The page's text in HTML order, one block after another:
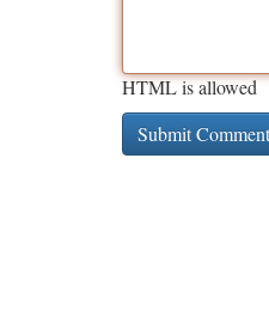
HTML is allowed